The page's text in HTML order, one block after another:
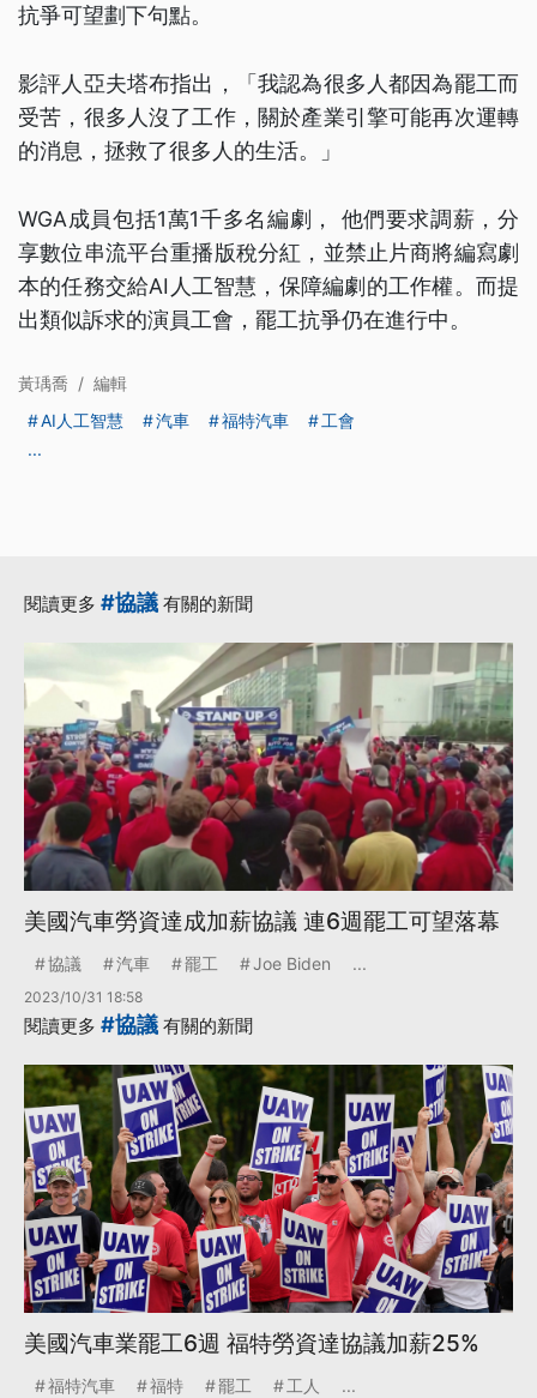
抗爭可望劃下句點。
影評人亞夫塔布指出，「我認為很多人都因為罷工而
受苦，很多人沒了工作，關於產業引擎可能再次運轉
的消息，拯救了很多人的生活。」
WGA成員包括1萬1千多名編劇， 他們要求調薪，分
享數位串流平台重播版稅分紅，並禁止片商將編寫劇
本的任務交給AI人工智慧，保障編劇的工作權。而提
出類似訴求的演員工會，罷工抗爭仍在進行中。
黃瑀喬 / 編輯
AI人工智慧
汽車 福特汽車
工會
...
閱讀更多 #協議 有關的新聞
美國汽車勞資達成加薪協議 連6週罷工可望落幕
協議 汽車 罷工 Joe Biden ...
2023/10/31 18:58
閱讀更多 #協議 有關的新聞
美國汽車業罷工6週 福特勞資達協議加薪25%
福特汽車 福特 罷工 工人 ...